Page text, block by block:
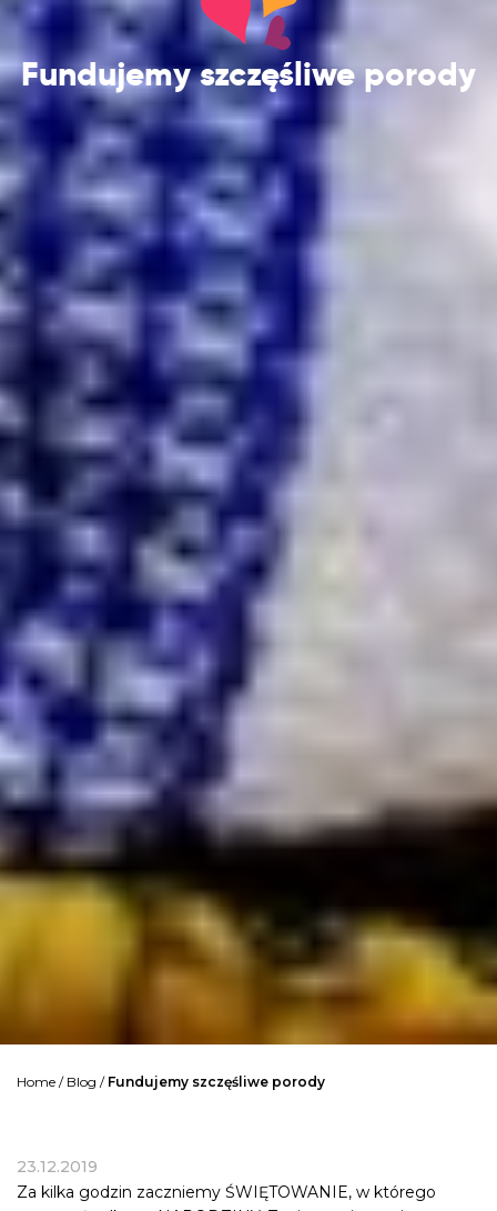
Fundujemy szczęśliwe porody
Home / Blog / Fundujemy szczęśliwe porody
23.12.2019
Za kilka godzin zaczniemy ŚWIĘTOWANIE, w którego